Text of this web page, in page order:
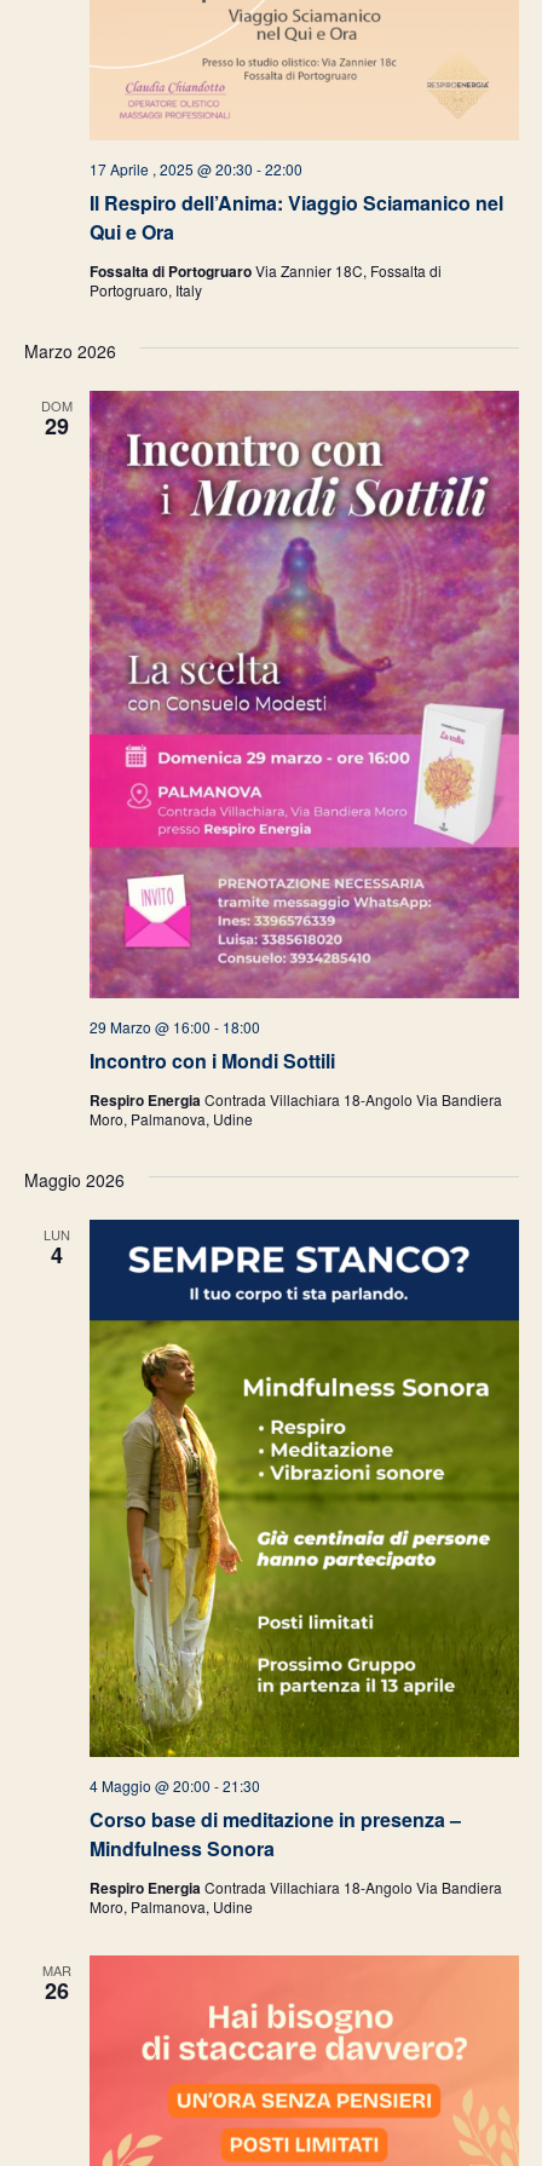
Il Respiro dell’Anima: Viaggio Sciamanico nel
Qui e Ora
17 Aprile , 2025 @ 20:30 -22:00
Fossalta di PortogruaroVia Zannier 18C, Fossalta di
Portogruaro, Italy
Marzo 2026
DOM
29
Incontro con i Mondi Sottili
29 Marzo @ 16:00 - 18:00
Respiro EnergiaContrada Villachiara 18-Angolo Via Bandiera
Moro, Palmanova, Udine
Maggio 2026
LUN
4
Corso base di meditazione in presenza –
Mindfulness Sonora
4 Maggio @ 20:00 -21:30
Respiro EnergiaContrada Villachiara 18-Angolo Via Bandiera
Moro, Palmanova, Udine
MAR
26